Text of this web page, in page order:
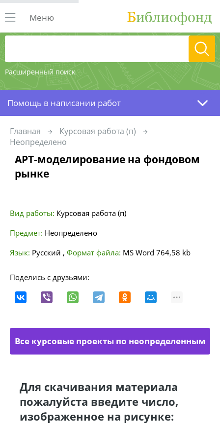
Расширенный поиск
Меню
Помощь в написании работ
Главная
Курсовая работа (п)
Неопределено
АРТ-моделирование на фондовом
рынке
Вид работы: Курсовая работа (п)
Предмет: Неопределено
Язык: Русский , Формат файла: MS Word 764,58 kb
Поделись с друзьями:
Все курсовые проекты по неопределенным
Для скачивания материала
пожалуйста введите число,
изображенное на рисунке: